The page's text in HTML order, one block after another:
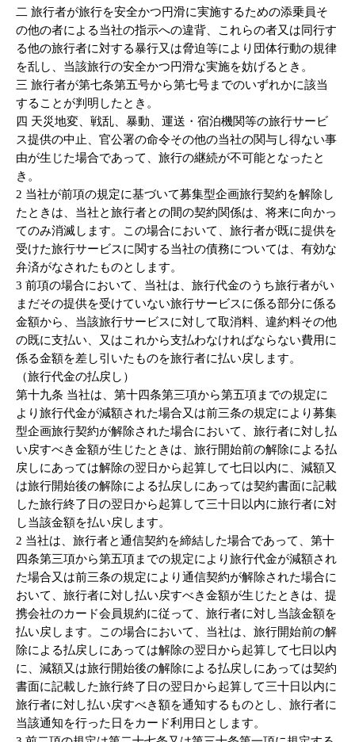
二 旅行者が旅行を安全かつ円滑に実施するための添乗員そ
の他の者による当社の指示への違背、これらの者又は同行す
る他の旅行者に対する暴行又は脅迫等により団体行動の規律
を乱し、当該旅行の安全かつ円滑な実施を妨げるとき。
三 旅行者が第七条第五号から第七号までのいずれかに該当
することが判明したとき。
四 天災地変、戦乱、暴動、運送・宿泊機関等の旅行サービ
ス提供の中止、官公署の命令その他の当社の関与し得ない事
由が生じた場合であって、旅行の継続が不可能となったと
き。
2 当社が前項の規定に基づいて募集型企画旅行契約を解除し
たときは、当社と旅行者との間の契約関係は、将来に向かっ
てのみ消滅します。この場合において、旅行者が既に提供を
受けた旅行サービスに関する当社の債務については、有効な
弁済がなされたものとします。
3 前項の場合において、当社は、旅行代金のうち旅行者がい
まだその提供を受けていない旅行サービスに係る部分に係る
金額から、当該旅行サービスに対して取消料、違約料その他
の既に支払い、又はこれから支払わなければならない費用に
係る金額を差し引いたものを旅行者に払い戻します。
（旅行代金の払戻し）
第十九条 当社は、第十四条第三項から第五項までの規定に
より旅行代金が減額された場合又は前三条の規定により募集
型企画旅行契約が解除された場合において、旅行者に対し払
い戻すべき金額が生じたときは、旅行開始前の解除による払
戻しにあっては解除の翌日から起算して七日以内に、減額又
は旅行開始後の解除による払戻しにあっては契約書面に記載
した旅行終了日の翌日から起算して三十日以内に旅行者に対
し当該金額を払い戻します。
2 当社は、旅行者と通信契約を締結した場合であって、第十
四条第三項から第五項までの規定により旅行代金が減額され
た場合又は前三条の規定により通信契約が解除された場合に
おいて、旅行者に対し払い戻すべき金額が生じたときは、提
携会社のカード会員規約に従って、旅行者に対し当該金額を
払い戻します。この場合において、当社は、旅行開始前の解
除による払戻しにあっては解除の翌日から起算して七日以内
に、減額又は旅行開始後の解除による払戻しにあっては契約
書面に記載した旅行終了日の翌日から起算して三十日以内に
旅行者に対し払い戻すべき額を通知するものとし、旅行者に
当該通知を行った日をカード利用日とします。